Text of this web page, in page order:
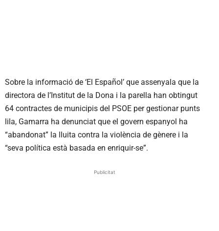
Sobre la informació de ‘El Español’ que assenyala que la
directora de l’Institut de la Dona i la parella han obtingut
64 contractes de municipis del PSOE per gestionar punts
lila, Gamarra ha denunciat que el govern espanyol ha
“abandonat” la lluita contra la violència de gènere i la
“seva política està basada en enriquir-se”.
Publicitat